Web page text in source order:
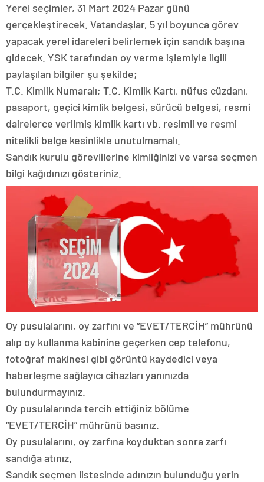
Yerel seçimler, 31 Mart 2024 Pazar günü
gerçekleştirecek. Vatandaşlar, 5 yıl boyunca görev
yapacak yerel idareleri belirlemek için sandık başına
gidecek. YSK tarafından oy verme işlemiyle ilgili
paylaşılan bilgiler şu şekilde;
T.C. Kimlik Numaralı; T.C. Kimlik Kartı, nüfus cüzdanı,
pasaport, geçici kimlik belgesi, sürücü belgesi, resmi
dairelerce verilmiş kimlik kartı vb. resimli ve resmi
nitelikli belge kesinlikle unutulmamalı.
Sandık kurulu görevlilerine kimliğinizi ve varsa seçmen
bilgi kağıdınızı gösteriniz.
Oy pusulalarını, oy zarfını ve “EVET/TERCİH” mührünü
alıp oy kullanma kabinine geçerken cep telefonu,
fotoğraf makinesi gibi görüntü kaydedici veya
haberleşme sağlayıcı cihazları yanınızda
bulundurmayınız.
Oy pusulalarında tercih ettiğiniz bölüme
“EVET/TERCİH” mührünü basınız.
Oy pusulalarını, oy zarfına koyduktan sonra zarfı
sandığa atınız.
Sandık seçmen listesinde adınızın bulunduğu yerin